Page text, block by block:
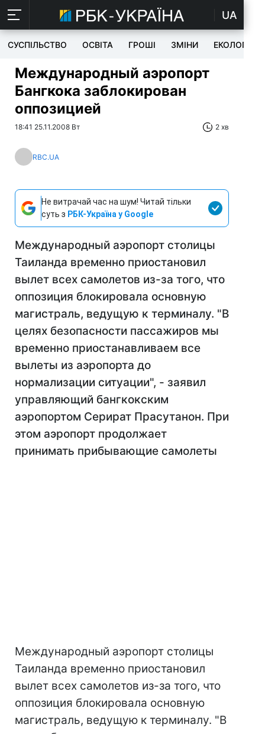
UA
СУСПІЛЬСТВО ОСВІТА ГРОШІ ЗМІНИ ЕКОЛОГІЯ
Международный аэропорт
Бангкока заблокирован
оппозицией
18:41 25.11.2008 Вт 2 хв
RBC.UA
Не витрачай час на шум! Читай тільки
суть з РБК-Україна у Google
Международный аэропорт столицы
Таиланда временно приостановил
вылет всех самолетов из-за того, что
оппозиция блокировала основную
магистраль, ведущую к терминалу. "В
целях безопасности пассажиров мы
временно приостанавливаем все
вылеты из аэропорта до
нормализации ситуации", - заявил
управляющий бангкокским
аэропортом Серират Прасутанон. При
этом аэропорт продолжает
принимать прибывающие самолеты
Международный аэропорт столицы
Таиланда временно приостановил
вылет всех самолетов из-за того, что
оппозиция блокировала основную
магистраль, ведущую к терминалу. "В